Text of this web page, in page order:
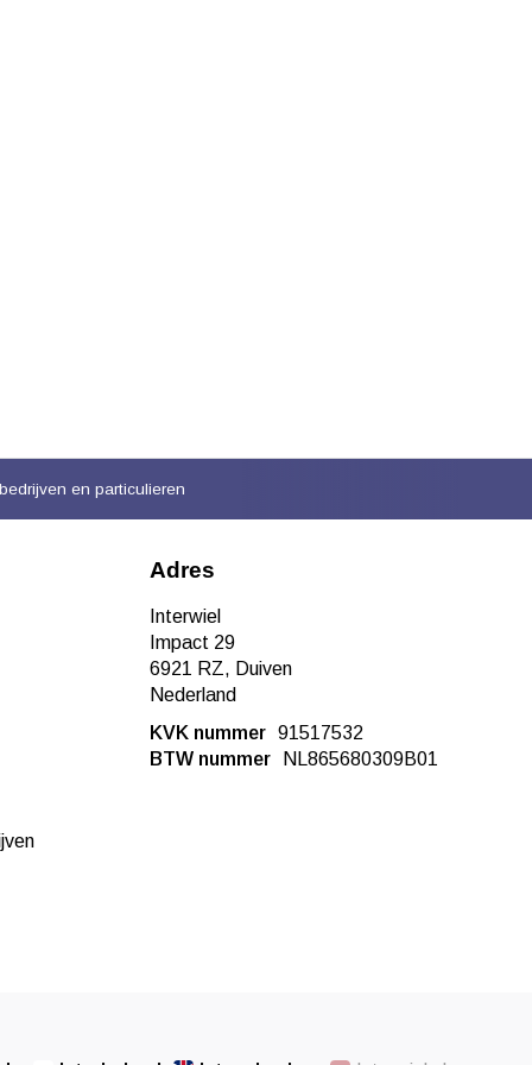
en particulieren
Adres
Interwiel
Impact 29
6921 RZ, Duiven
Nederland
KVK nummer 91517532
BTW nummer
NL865680309B01